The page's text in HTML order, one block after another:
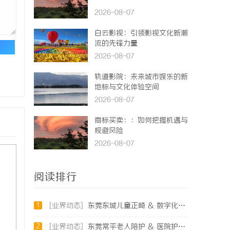
2026-08-07
白云影视：引领影视文化新潮
流的先锋力量
2026-08-07
轨道影院：未来城市娱乐的新
地标与文化体验空间
2026-08-07
商标买卖：：如何把握机遇与
规避风险
2026-08-07
阅读排行
1 [业界动态] 东莞东城儿童正畸 & 数字化种植全流程专业科普指南
2 [业界动态] 东莞常平老人陪护 & 医院护工避坑实用指南